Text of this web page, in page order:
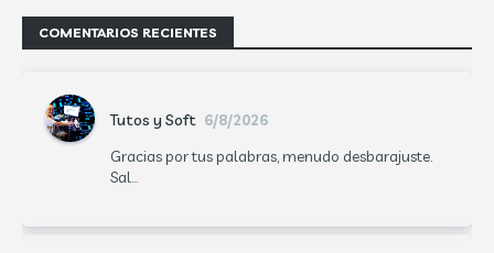
COMENTARIOS RECIENTES
Tutos y Soft 6/8/2026
Gracias por tus palabras, menudo desbarajuste.
Sal...